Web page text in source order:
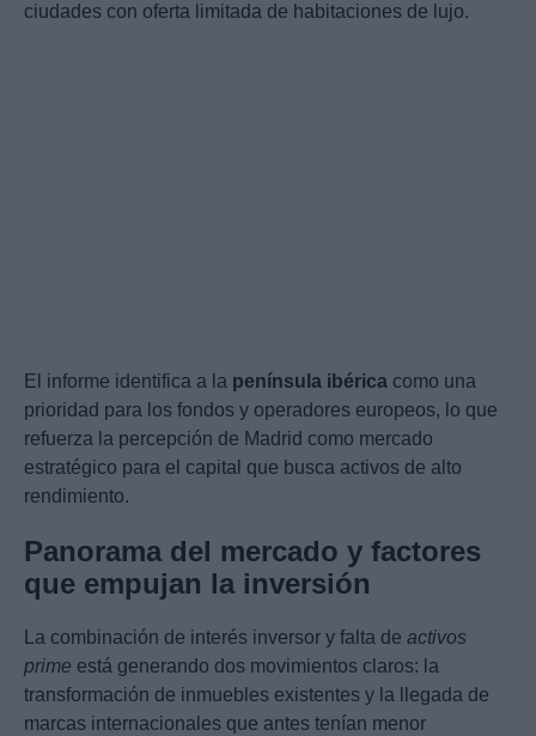
ciudades con oferta limitada de habitaciones de lujo.
El informe identifica a la península ibérica como una
prioridad para los fondos y operadores europeos, lo que
refuerza la percepción de Madrid como mercado
estratégico para el capital que busca activos de alto
rendimiento.
Panorama del mercado y factores
que empujan la inversión
La combinación de interés inversor y falta de activos
prime está generando dos movimientos claros: la
transformación de inmuebles existentes y la llegada de
marcas internacionales que antes tenían menor